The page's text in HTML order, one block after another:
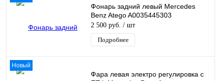
Фонарь задний левый Mercedes
Benz Atego A0035445303
2 500 руб. / шт
Подробнее
Новый
Фара левая электро регулировка с